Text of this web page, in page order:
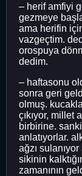
– herif amfiyi
gezmeye
ama herifin
vazgeçtim.
orospuya
dedim.
– haftasonu
sonra geri
olmuş.
çıkıyor, millet
birbirine.
anlatıyorlar.
ağzı
sikinin
zamanının